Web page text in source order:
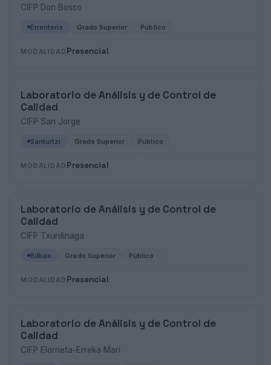
CIFP Don Bosco
Errenteria Grado Superior Público
MODALIDAD Presencial
Laboratorio de Análisis y de Control de
Calidad
CIFP San Jorge
Santurtzi Grado Superior Público
MODALIDAD Presencial
Laboratorio de Análisis y de Control de
Calidad
CIFP Txurdinaga
Bilbao Grado Superior Público
MODALIDAD Presencial
Laboratorio de Análisis y de Control de
Calidad
CIFP Elorrieta-Erreka Mari